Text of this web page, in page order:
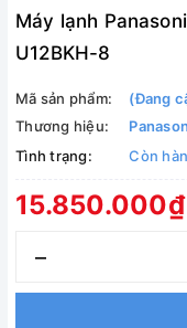
Máy lạnh
U12BKH-8
Mã sản phẩm:
(Đang
Thương hiệu:
Tình trạng:
Còn
15.850.000₫
–